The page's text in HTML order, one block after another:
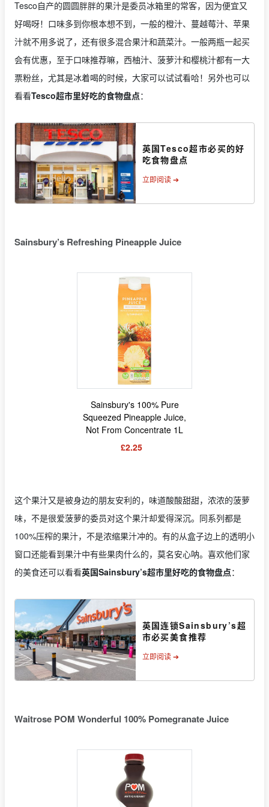
Tesco自产的圆圆胖胖的果汁是委员冰箱里的常客，因为便宜又
好喝呀！口味多到你根本想不到，一般的橙汁、蔓越莓汁、苹果
汁就不用多说了，还有很多混合果汁和蔬菜汁。一般两瓶一起买
会有优惠，至于口味推荐嘛，西柚汁、菠萝汁和樱桃汁都有一大
票粉丝，尤其是冰着喝的时候，大家可以试试看哈！另外也可以
看看Tesco超市里好吃的食物盘点：
英国Tesco超市必买的好
吃食物盘点
立即阅读 ➔
Sainsbury’s Refreshing Pineapple Juice
Sainsbury's 100% Pure
Squeezed Pineapple Juice,
Not From Concentrate 1L
£2.25
这个果汁又是被身边的朋友安利的，味道酸酸甜甜，浓浓的菠萝
味，不是很爱菠萝的委员对这个果汁却爱得深沉。同系列都是
100%压榨的果汁，不是浓缩果汁冲的。有的从盒子边上的透明小
窗口还能看到果汁中有些果肉什么的，莫名安心呐。喜欢他们家
的美食还可以看看英国Sainsbury’s超市里好吃的食物盘点：
英国连锁Sainsbury’s超
市必买美食推荐
立即阅读 ➔
Waitrose POM Wonderful 100% Pomegranate Juice